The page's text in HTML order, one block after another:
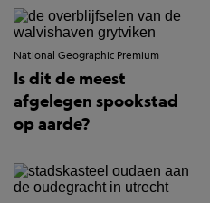
National Geographic Premium
Is dit de meest
afgelegen spookstad
op aarde?